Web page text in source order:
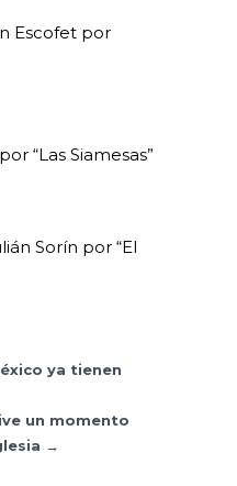
Escofet por
“Las Siamesas”
Sorín por “El
ya tienen
un momento
→